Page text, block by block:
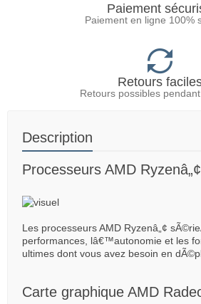
Paiement
Paiement en ligne 100%
Retours
Retours possibles
Description
Processeurs AMD
Les processeurs AMD Ryzenâ„¢
performances, lâ€™autonomie et les
ultimes dont vous avez besoin en
Carte graphique AMD